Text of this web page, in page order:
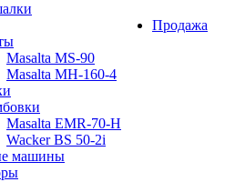
Masalta MS-90
Masalta MH-160-4
Masalta EMR-70-H
Wacker BS 50-2i
машины
Продажа